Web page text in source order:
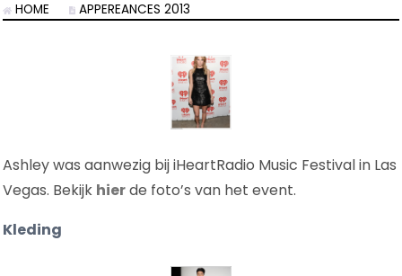
HOME APPEREANCES 2013
Ashley was aanwezig bij iHeartRadio Music Festival in Las
Vegas. Bekijk hierde foto’s van het event.
Kleding